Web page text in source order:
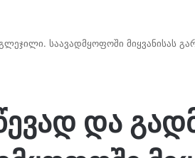
სა­ა­ვად­მყო­ფო­ში მიყ­ვა­ნი­სას
და